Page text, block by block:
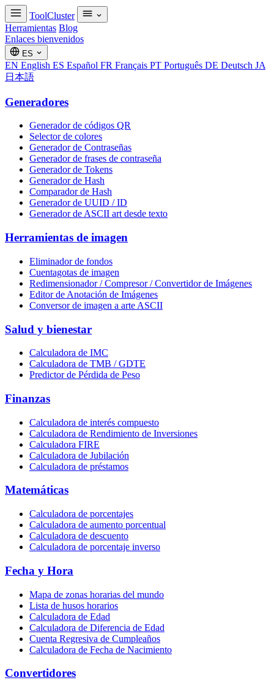
ToolCluster
Herramientas Blog
Enlaces bienvenidos
ES
EN English ES Español FR Français PT Português DE Deutsch JA
日本語
Generadores
Generador de códigos QR
Selector de colores
Generador de Contraseñas
Generador de frases de contraseña
Generador de Tokens
Generador de Hash
Comparador de Hash
Generador de UUID / ID
Generador de ASCII art desde texto
Herramientas de imagen
Eliminador de fondos
Cuentagotas de imagen
Redimensionador / Compresor / Convertidor de Imágenes
Editor de Anotación de Imágenes
Conversor de imagen a arte ASCII
Salud y bienestar
Calculadora de IMC
Calculadora de TMB / GDTE
Predictor de Pérdida de Peso
Finanzas
Calculadora de interés compuesto
Calculadora de Rendimiento de Inversiones
Calculadora FIRE
Calculadora de Jubilación
Calculadora de préstamos
Matemáticas
Calculadora de porcentajes
Calculadora de aumento porcentual
Calculadora de descuento
Calculadora de porcentaje inverso
Fecha y Hora
Mapa de zonas horarias del mundo
Lista de husos horarios
Calculadora de Edad
Calculadora de Diferencia de Edad
Cuenta Regresiva de Cumpleaños
Calculadora de Fecha de Nacimiento
Convertidores